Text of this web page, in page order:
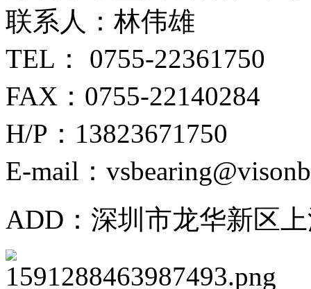
联系人：林伟雄
TEL： 0755-22361750
FAX：0755-22140284
H/P：13823671750
E-mail：
ADD：深圳市龙华新区